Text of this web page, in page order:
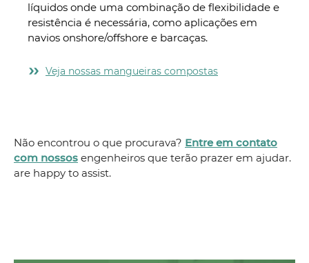
líquidos onde uma combinação de flexibilidade e
resistência é necessária, como aplicações em
navios onshore/offshore e barcaças.
Veja nossas mangueiras compostas
Não encontrou o que procurava? Entre em contato
com nossos engenheiros que terão prazer em ajudar.
are happy to assist.